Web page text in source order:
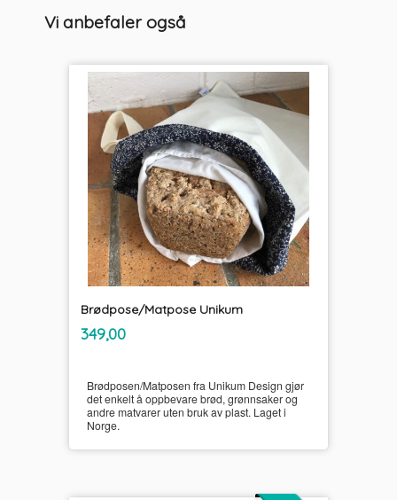
Vi anbefaler også
Brødpose/Matpose Unikum
Pris
349,00mva.
Brødposen/Matposen fra Unikum Design gjør
det enkelt å oppbevare brød, grønnsaker og
andre matvarer uten bruk av plast. Laget i
Norge.